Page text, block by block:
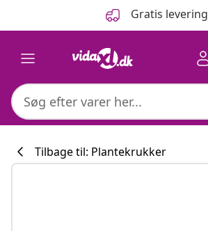
Gratis levering
Tilbage til: Plantekrukker